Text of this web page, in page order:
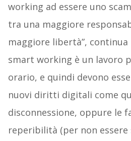
working ad essere uno
tra una maggiore
maggiore libertà”, continua
smart working è un lavoro
orario, e quindi devono
nuovi diritti digitali come
disconnessione, oppure le
reperibilità (per non